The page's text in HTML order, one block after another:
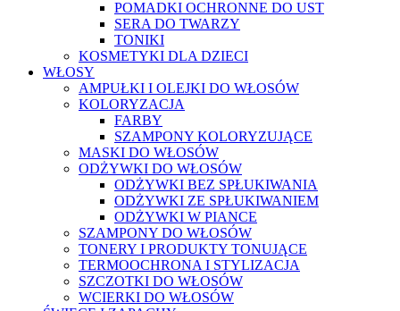
POMADKI OCHRONNE DO UST
SERA DO TWARZY
TONIKI
KOSMETYKI DLA DZIECI
WŁOSY
AMPUŁKI I OLEJKI DO WŁOSÓW
KOLORYZACJA
FARBY
SZAMPONY KOLORYZUJĄCE
MASKI DO WŁOSÓW
ODŻYWKI DO WŁOSÓW
ODŻYWKI BEZ SPŁUKIWANIA
ODŻYWKI ZE SPŁUKIWANIEM
ODŻYWKI W PIANCE
SZAMPONY DO WŁOSÓW
TONERY I PRODUKTY TONUJĄCE
TERMOOCHRONA I STYLIZACJA
SZCZOTKI DO WŁOSÓW
WCIERKI DO WŁOSÓW